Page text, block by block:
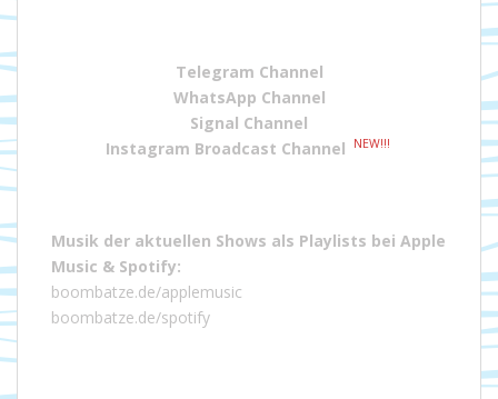
Telegram Channel
WhatsApp Channel
Signal Channel
Instagram Broadcast Channel
NEW!!!
Musik der aktuellen Shows als Playlists bei Apple
Music & Spotify:
boombatze.de/applemusic
boombatze.de/spotify